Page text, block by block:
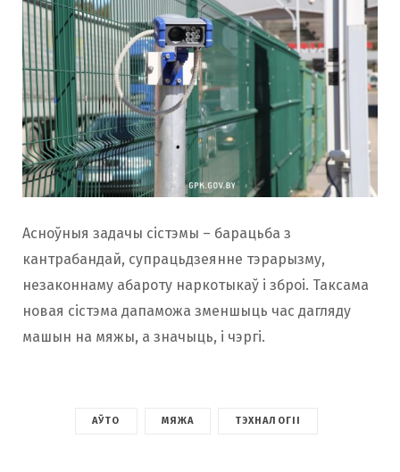
Асноўныя задачы сістэмы – барацьба з
кантрабандай, супрацьдзеянне тэрарызму,
незаконнаму абароту наркотыкаў і зброі. Таксама
новая сістэма дапаможа зменшыць час дагляду
машын на мяжы, а значыць, і чэргі.
АЎТО МЯЖА ТЭХНАЛОГІІ